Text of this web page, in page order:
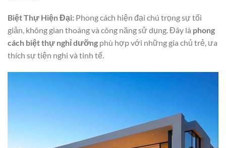
Biệt Thự Hiện Đại: Phong cách hiện đại chú trọng sự tối
giản, không gian thoáng và công năng sử dụng. Đây là phong
cách biệt thự nghỉ dưỡng phù hợp với những gia chủ trẻ, ưa
thích sự tiện nghi và tinh tế.